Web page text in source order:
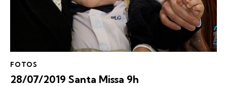
FOTOS
28/07/2019 Santa Missa 9h